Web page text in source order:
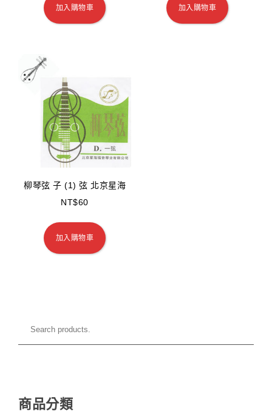
加入購物車 加入購物車
柳琴弦 子 (1) 弦 北京星海
NT$60
加入購物車
商品分類